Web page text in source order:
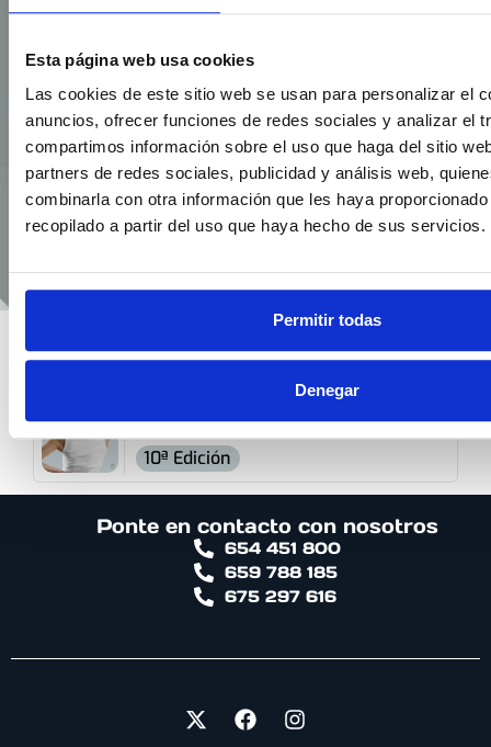
Esta página web usa cookies
Las cookies de este sitio web se usan para personalizar el
anuncios, ofrecer funciones de redes sociales y analizar el
compartimos información sobre el uso que haga del sitio
partners de redes sociales, publicidad y análisis web,
combinarla con otra información que les haya
recopilado a partir del uso que haya hecho de sus servicios.
Permitir todas
Denegar
PROFESORA EN
Entrenamiento para la salud,
dolor y patologías
10ª Edición
Ponte en contacto con nosotros
654 451 800
659 788 185
675 297 616